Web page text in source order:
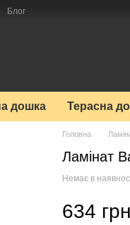
Блог
дошка Терасна
Головна
Ламінат
Немає в
634 грн